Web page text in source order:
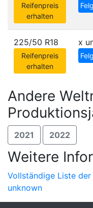
Reifenpreis
erhalten
225/50 R18
Reifenpreis
erhalten
x
Andere
2021 2022
Weitere
Vollständige Liste
unknown